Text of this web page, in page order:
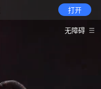
打开
无障碍